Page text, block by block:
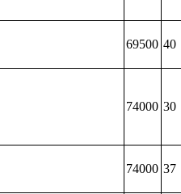
69500 40
74000 30
74000 37